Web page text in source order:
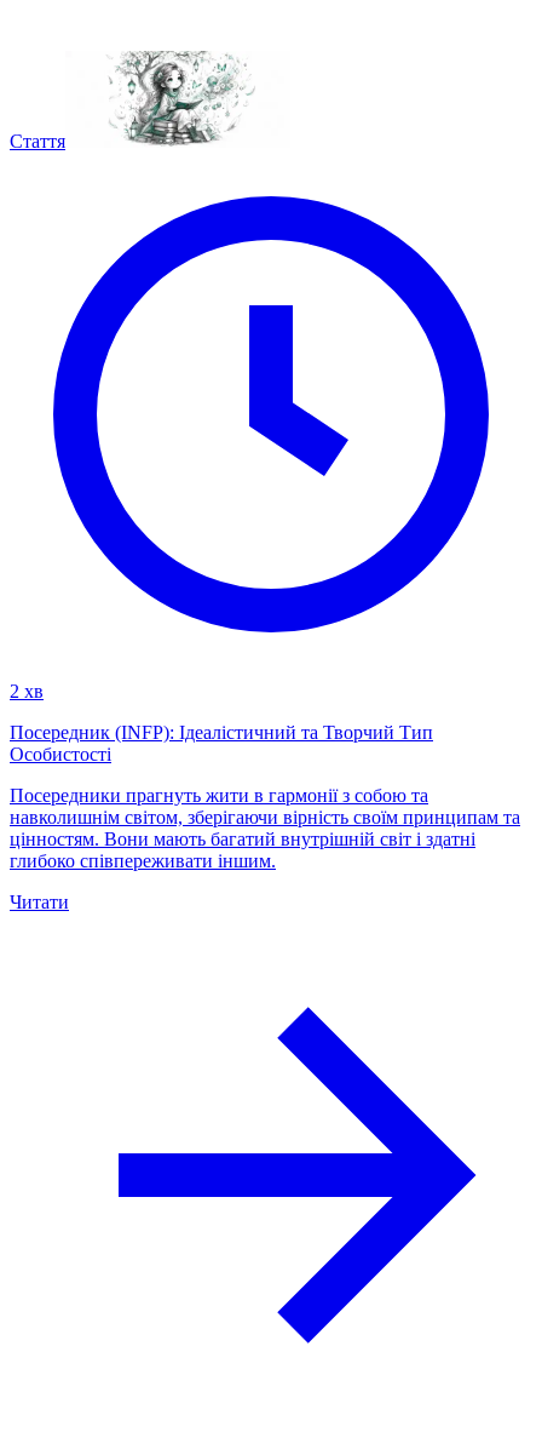
Стаття
2 хв
Посередник (INFP): Ідеалістичний та Творчий Тип
Особистості
Посередники прагнуть жити в гармонії з собою та
навколишнім світом, зберігаючи вірність своїм принципам та
цінностям. Вони мають багатий внутрішній світ і здатні
глибоко співпереживати іншим.
Читати